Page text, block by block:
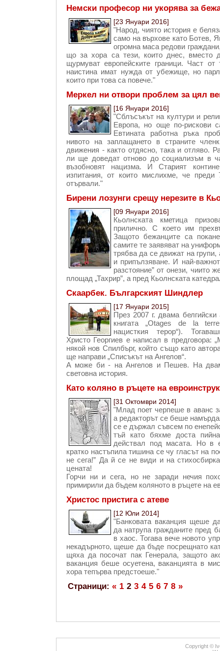
Немски професор ни укорява за
[23 Януари 2016]
"Народ, чиято история е
само на върхове като Ботев,
огромна маса редови
що за хора са тези, които днес, вместо
щурмуват европейските граници. Част
наистина имат нужда от убежище, но
които при това са повече."
Меркел ни отвори проблем за цял
[16 Януари 2016]
"Сблъсъкът на култури и
Европа, но още по-рискови
Евтината работна ръка
нивото на заплащането в страните
движения - както отдясно, така и отляво.
ли ще доведат отново до социализъм в
възобновят нацизма. И Старият
изпитания, от които мислихме, че преди
отървали."
Бирени лозунги срещу нерезите в
[09 Януари 2016]
Кьолнската кметица
прилично. С което им
Защото бежанците са
самите те заявяват на
трябва да се движат на
и припълзяване. И най-
разстояние” от онези, чиито
площад „Тахрир”, а пред Кьолнската
Скаарбек. Българският Шиндлер
[17 Януари 2015]
През 2007 г. двама
книгата „Otages de la
нацисткия терор“).
Христо Георгиев е написал в
някой нов Спилбърг, който също като
ще направи „Списъкът на Ангелов“.
А може би - на Ангелов и Пешев. На
световна история.
Като коляно в ръцете на
[31 Октомври 2014]
"Млад поет черпеше в аванс
а редакторът се беше
се е държал съвсем по
тъй като бяхме доста
действал под масата. Но в
кратко настъпила тишина се чу гласът на
не сега!” Да й се не види и на
цената!
Горчи ни и сега, но не заради нечия
примирили да бъдем коляното в ръцете на
Христос пристига с атеве
[12 Юли 2014]
"Банковата ваканция щеше
да натрупа гражданите пред
в хаос. Тогава вече новото
некадърното, щеше да бъде посрещнато
щяха да посочат пак Генерала, защото
ваканция беше осуетена, ваканцията в
хора тепърва предстоеше."
Страници: « 1 2 3 4 5 6 7 8 »
Copyright ©